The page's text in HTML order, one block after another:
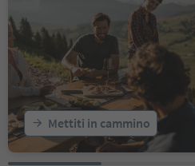
17
18
19
21
22
23
24
25
26
Mettiti in cammino